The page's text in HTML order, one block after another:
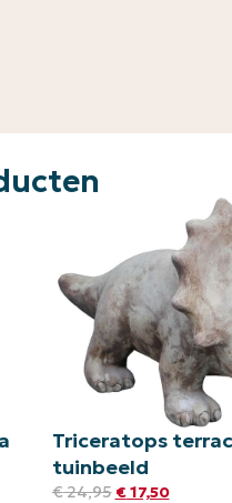
Triceratops
tuinbeeld
€24,95 €17,50